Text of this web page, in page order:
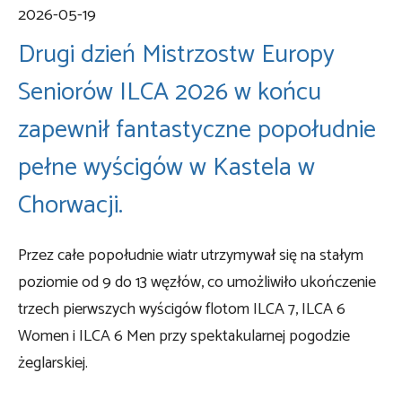
2026-05-19
Drugi dzień Mistrzostw Europy
Seniorów ILCA 2026 w końcu
zapewnił fantastyczne popołudnie
pełne wyścigów w Kastela w
Chorwacji.
Przez całe popołudnie wiatr utrzymywał się na stałym
poziomie od 9 do 13 węzłów, co umożliwiło ukończenie
trzech pierwszych wyścigów flotom ILCA 7, ILCA 6
Women i ILCA 6 Men przy spektakularnej pogodzie
żeglarskiej.